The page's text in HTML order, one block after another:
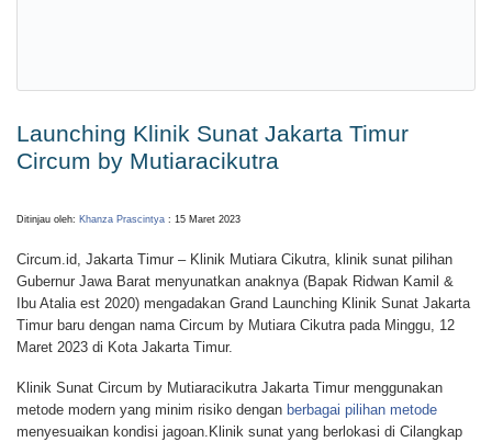
Launching Klinik Sunat Jakarta Timur
Circum by Mutiaracikutra
Ditinjau oleh: Khanza Prascintya : 15 Maret 2023
Circum.id, Jakarta Timur – Klinik Mutiara Cikutra, klinik sunat pilihan
Gubernur Jawa Barat menyunatkan anaknya (Bapak Ridwan Kamil &
Ibu Atalia est 2020) mengadakan Grand Launching Klinik Sunat Jakarta
Timur baru dengan nama Circum by Mutiara Cikutra pada Minggu, 12
Maret 2023 di Kota Jakarta Timur.
Klinik Sunat Circum by Mutiaracikutra Jakarta Timur menggunakan
metode modern yang minim risiko dengan berbagai pilihan metode
menyesuaikan kondisi jagoan.Klinik sunat yang berlokasi di Cilangkap